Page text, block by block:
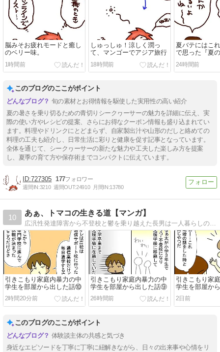
脳みそお疲れモードと癒し
のベリー味。
1時間前
しゅっしゅ！涼しく潤っ
て、マンゴーでアジア旅行
18時間前
夏バテにはこ
で思った『夏
24時間前
このブログのここがポイント
旬の素材とお得情報を駆使した実用性の高い紹介
夏の暑さを乗り切るための青切りシークヮーサーの魅力を詳細に伝え、実
際の使い方やレシピの提案、さらにお得なクーポン情報も盛り込まれてい
ます。料理やドリンクにとどまらず、自家製出汁や山形のだしと絡めての
料理の工夫も紹介し、日常生活に彩りと健康を促す記事となっています。
全体を通じて、シークヮーサーの新たな魅力や工夫した楽しみ方を提案
し、夏季の育て方や保存術までコンパクトに伝えています。
727305 177
週間IN:3210 週間OUT:24910 月間IN:13780
10
あぁ、トマコの生きる道【マンガ】
広汎性発達障害から不登校と鬱を乗り越えた長男は一人暮らしの社会人二年生。ADHDを抱えた次男は社会人一年生。発達障害３兄弟を育てる母トマコの４〜１６コママンガ。
引きこもり家庭内暴力の中
学生を部屋から出した話⑩
2時間20分前
引きこもり家庭内暴力の中
学生を部屋から出した話⑨
26時間前
引きこもり家
学生を部屋か
2日前
このブログのここがポイント
体験談主体の共感と気づき
身近なエピソードを丁寧に丁寧に紐解きながら、日々の出来事や心情をリ